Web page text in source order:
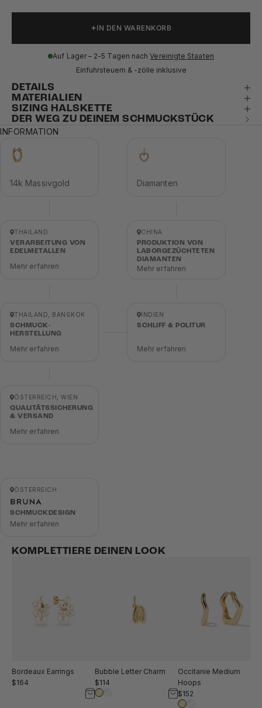
IN DEN WARENKORB
Auf Lager – 2-5 Tagen nachVereinigte Staaten
Einfuhrsteuern & -zölle inklusive
DETAILS
MATERIALIEN
SIZING HALSKETTE
DER WEG ZU DEINEM SCHMUCKSTÜCK
INFORMATION
14k Massivgold
THAILAND
VERARBEITUNG VON
EDELMETALLEN
Mehr erfahren
THAILAND, BANGKOK
SCHMUCK-
HERSTELLUNG
Mehr erfahren
ÖSTERREICH, WIEN
QUALITÄTSSICHERUNG
& VERSAND
Mehr erfahren
ÖSTERREICH
SCHMUCKDESIGN
Mehr erfahren
Diamanten
CHINA
PRODUKTION VON
LABORGEZÜCHTETEN
DIAMANTEN
Mehr erfahren
INDIEN
SCHLIFF & POLITUR
Mehr erfahren
KOMPLETTIERE DEINEN LOOK
Bordeaux Earrings
$164
Bubble Letter Charm
$114
Occitanie Medium
Hoops
$152